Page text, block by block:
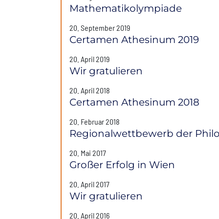
Mathematikolympiade
20. September 2019
Certamen Athesinum 2019
20. April 2019
Wir gratulieren
20. April 2018
Certamen Athesinum 2018
20. Februar 2018
Regionalwettbewerb der
20. Mai 2017
Großer Erfolg in Wien
20. April 2017
Wir gratulieren
20. April 2016